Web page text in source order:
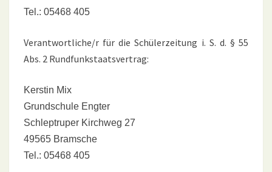
Tel.: 05468 405
Verantwortliche/r für die Schülerzeitung i. S. d. § 55
Abs. 2 Rundfunkstaatsvertrag:
Kerstin Mix
Grundschule Engter
Schleptruper Kirchweg 27
49565 Bramsche
Tel.: 05468 405